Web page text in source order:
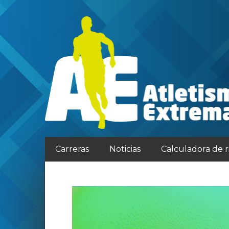
Carreras Noticias Calculadora de